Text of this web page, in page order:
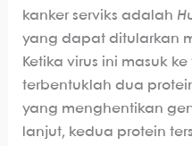
kanker serviks adalah
yang dapat ditularkan
Ketika virus ini masuk
terbentuklah dua
yang menghentikan
lanjut, kedua protein